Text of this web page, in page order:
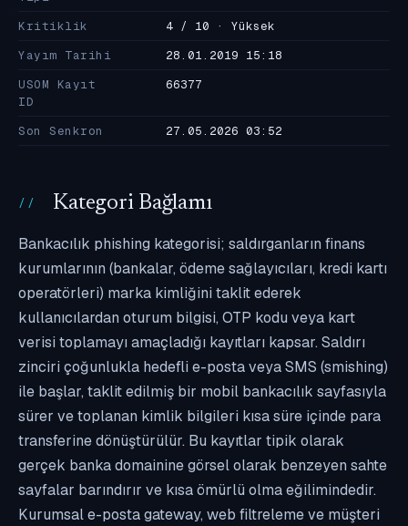
Kritiklik
4 / 10 · Yüksek
Yayım Tarihi
28.01.2019 15:18
USOM Kayıt
ID
66377
Son Senkron 27.05.2026 03:52
Kategori Bağlamı
Bankacılık phishing kategorisi; saldırganların finans
kurumlarının (bankalar, ödeme sağlayıcıları, kredi kartı
operatörleri) marka kimliğini taklit ederek
kullanıcılardan oturum bilgisi, OTP kodu veya kart
verisi toplamayı amaçladığı kayıtları kapsar. Saldırı
zinciri çoğunlukla hedefli e-posta veya SMS (smishing)
ile başlar, taklit edilmiş bir mobil bankacılık sayfasıyla
sürer ve toplanan kimlik bilgileri kısa süre içinde para
transferine dönüştürülür. Bu kayıtlar tipik olarak
gerçek banka domainine görsel olarak benzeyen sahte
sayfalar barındırır ve kısa ömürlü olma eğilimindedir.
Kurumsal e-posta gateway, web filtreleme ve müşteri